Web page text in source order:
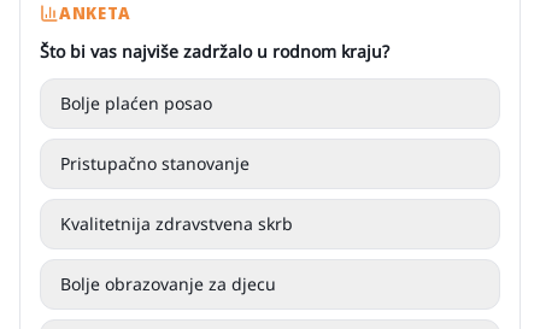
ANKETA
Što bi vas najviše zadržalo u rodnom kraju?
Bolje plaćen posao
Pristupačno stanovanje
Kvalitetnija zdravstvena skrb
Bolje obrazovanje za djecu